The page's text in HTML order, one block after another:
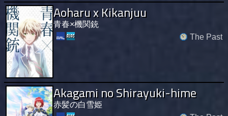
Aoharu x Kikanjuu
青春×機関銃
The Past
Akagami no Shirayuki-hime
赤髪の白雪姫